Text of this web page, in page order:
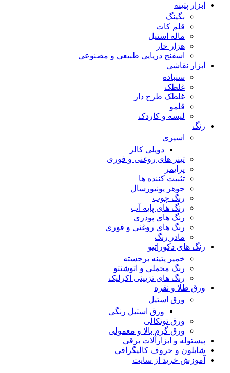
ابزار پتینه
بگینگ
قلم کات
ماله استیل
هزار خار
اسفنج دریایی طبیعی و مصنوعی
ابزار نقاشی
سنباده
غلطک
غلطک طرح دار
قلمو
لیسه و کاردک
رنگ
اسپری
دوپلی کالر
تینر های روغنی و فوری
پرایمر
تثبیت کننده ها
جوهر یونیورسال
رنگ چوب
رنگ‌ های پایه آب
رنگ های پودری
رنگ‌ های روغنی و فوری
مادر رنگ
رنگ های دکوراتیو
خمیر پتینه برجسته
رنگ مخملی و اتوشنتو
رنگ های تزیینی اکرلیک
ورق طلا و نقره
ورق استیل
ورق استیل رنگی
ورق توتکالی
ورق گرم بالا و معمولی
پیستوله و ابزارآلات برقی
شابلون و حروف کالیگرافی
آموزش خرید از سایت